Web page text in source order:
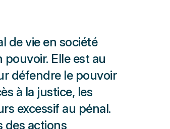
de vie en société
Elle est au
défendre le pouvoir
à la justice, les
excessif au pénal.
des actions